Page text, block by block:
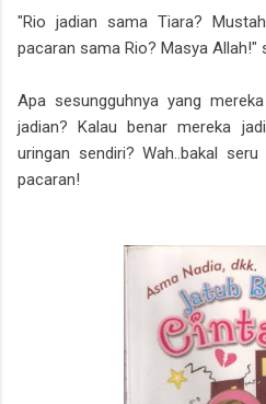
"Rio jadian sama Tiara?
pacaran sama Rio? Masya Allah!"
Apa sesungguhnya yang
jadian? Kalau benar mereka
uringan sendiri? Wah..bakal
pacaran!